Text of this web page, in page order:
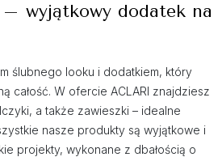
wyjątkowy dodatek na
ślubnego looku i dodatkiem, który
całość. W ofercie ACLARI znajdziesz
a także zawieszki – idealne
nasze produkty są wyjątkowe i
projekty, wykonane z dbałością o